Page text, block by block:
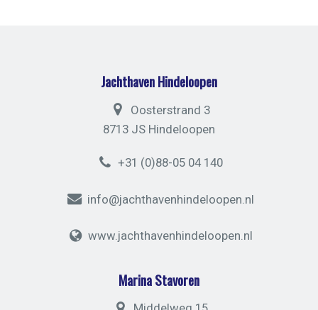
Jachthaven Hindeloopen
Oosterstrand 3
8713 JS Hindeloopen
+31 (0)88-05 04 140
info@jachthavenhindeloopen.nl
www.jachthavenhindeloopen.nl
Marina Stavoren